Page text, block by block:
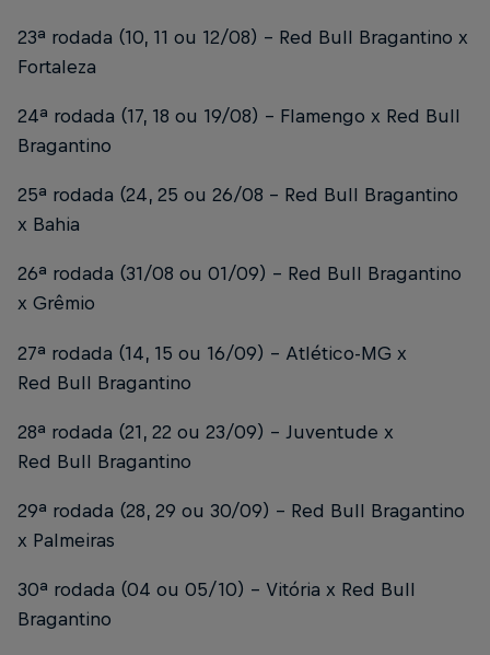
23ª rodada (10, 11 ou 12/08) – Red Bull Bragantino x
Fortaleza
24ª rodada (17, 18 ou 19/08) – Flamengo x Red Bull
Bragantino
25ª rodada (24, 25 ou 26/08 – Red Bull Bragantino
x Bahia
26ª rodada (31/08 ou 01/09) – Red Bull Bragantino
x Grêmio
27ª rodada (14, 15 ou 16/09) – Atlético-MG x
Red Bull Bragantino
28ª rodada (21, 22 ou 23/09) – Juventude x
Red Bull Bragantino
29ª rodada (28, 29 ou 30/09) – Red Bull Bragantino
x Palmeiras
30ª rodada (04 ou 05/10) – Vitória x Red Bull
Bragantino